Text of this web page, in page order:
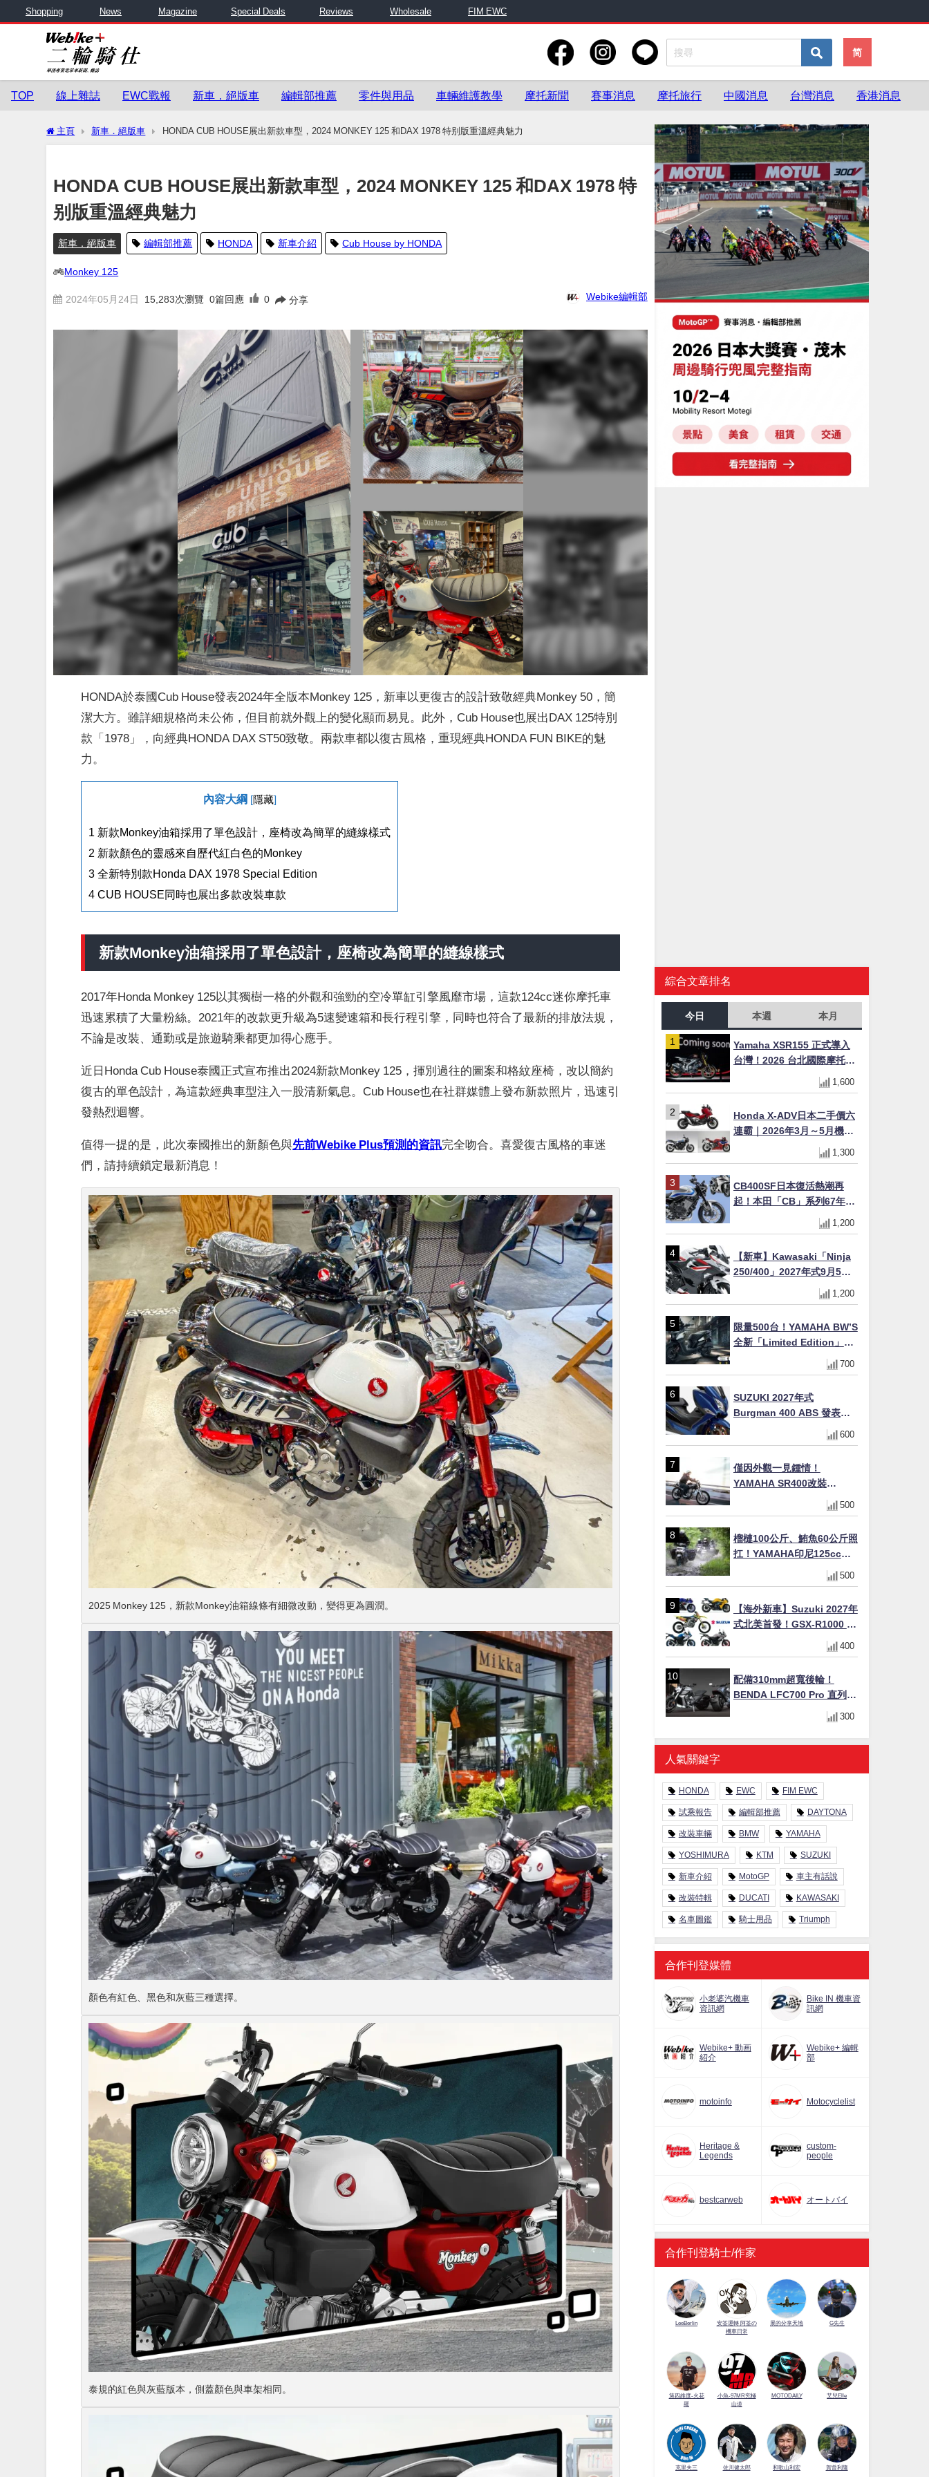
Shopping News Magazine Special Deals Reviews Wholesale FIM EWC
简
TOP 線上雜誌 EWC戰報 新車．絕版車 編輯部推薦 零件與用品 車輛維護教學 摩托新聞 賽事消息 摩托旅行 中國消息 台灣消息 香港消息
主頁 新車．絕版車 HONDA CUB HOUSE展出新款車型，2024 MONKEY 125 和DAX 1978 特别版重溫經典魅力
HONDA CUB HOUSE展出新款車型，2024 MONKEY 125 和DAX 1978 特
别版重溫經典魅力
新車．絕版車 編輯部推薦 HONDA 新車介紹 Cub House by HONDA
Monkey 125
2024年05月24日 15,283次瀏覽 0篇回應 0 分享 Webike編輯部
HONDA於泰國Cub House發表2024年全版本Monkey 125，新車以更復古的設計致敬經典Monkey 50，簡
潔大方。雖詳細規格尚未公佈，但目前就外觀上的變化顯而易見。此外，Cub House也展出DAX 125特別
款「1978」，向經典HONDA DAX ST50致敬。兩款車都以復古風格，重現經典HONDA FUN BIKE的魅
力。
內容大綱 隱藏]
1 新款Monkey油箱採用了單色設計，座椅改為簡單的縫線樣式
2 新款顏色的靈感來自歷代紅白色的Monkey
3 全新特別款Honda DAX 1978 Special Edition
4 CUB HOUSE同時也展出多款改裝車款
新款Monkey油箱採用了單色設計，座椅改為簡單的縫線樣式
2017年Honda Monkey 125以其獨樹一格的外觀和強勁的空冷單缸引擎風靡市場，這款124cc迷你摩托車
迅速累積了大量粉絲。2021年的改款更升級為5速變速箱和長行程引擎，同時也符合了最新的排放法規，
不論是改裝、通勤或是旅遊騎乘都更加得心應手。
近日Honda Cub House泰國正式宣布推出2024新款Monkey 125，揮別過往的圖案和格紋座椅，改以簡約
復古的單色設計，為這款經典車型注入一股清新氣息。Cub House也在社群媒體上發布新款照片，迅速引
發熱烈迴響。
值得一提的是，此次泰國推出的新顏色與先前Webike Plus預測的資訊完全吻合。喜愛復古風格的車迷
們，請持續鎖定最新消息！
2025 Monkey 125，新款Monkey油箱線條有細微改動，變得更為圓潤。
顏色有紅色、黑色和灰藍三種選擇。
泰規的紅色與灰藍版本，側蓋顏色與車架相同。
綜合文章排名
今日 本週 本月
Yamaha XSR155 正式導入
台灣！2026 台北國際摩托車
展亮相，70 週年紀念版
YZF-R 系列限量追加販售
1,600
Honda X-ADV日本二手價六
連霸｜2026年3月～5月機車
轉售排行榜 CBR1000RR-R
FIREBLADE SP首度躋身前
1,300
CB400SF日本復活熱潮再
起！本田「CB」系列67年傳
奇解密 與CBR差異一次搞懂
1,200
【新車】Kawasaki「Ninja
250/400」2027年式9月5日
日本發售！新塗裝登場×價格
不變×輔助滑動式離合器
1,200
限量500台！YAMAHA BW’S
全新「Limited Edition」都
市探索限定色 GOOPiMADE
聯名包同步登場
700
SUZUKI 2027年式
Burgman 400 ABS 發表！
8/18日本上市、支援E10汽油
售價98萬100日圓
600
僅因外觀一見鍾情！
YAMAHA SR400改裝
Tracker風格｜ 女車主的機車
人生蛻變記
500
榴槤100公斤、鮪魚60公斤照
扛！YAMAHA印尼125cc速
克達Gear Ultima 2740公里
耐操實測
500
【海外新車】Suzuki 2027年
式北美首發！GSX-R1000 40
週年紀念×SV-7GX新款跨界
車×RM-Z450 Ken Roczen
400
配備310mm超寬後輪！
BENDA LFC700 Pro 直列四
缸巡航車挑戰歐洲市場
300
人氣關鍵字
HONDA EWC FIM EWC
試乘報告 編輯部推薦 DAYTONA
改裝車輛 BMW YAMAHA
YOSHIMURA KTM SUZUKI
新車介紹 MotoGP 車主有話說
改裝特輯 DUCATI KAWASAKI
名車圖鑑 騎士用品 Triumph
合作刊登媒體
小老婆汽機車
資訊網
Bike IN 機車資
訊網
Webike+ 動画
紹介
Webike+ 編輯
部
motoinfo Motocyclelist
Heritage &
Legends
custom-
people
bestcarweb オートバイ
合作刊登騎士/作家
LeeBerlin
安筌運轉 阿筌の
機車日常
展的分享天地 G先生
第四維度-火花
羅
小魚-97MR究極
山道
MOTODAILY 艾兒Elle
克里夫三 佐川健太郎 和歌山利宏 賀曾利隆